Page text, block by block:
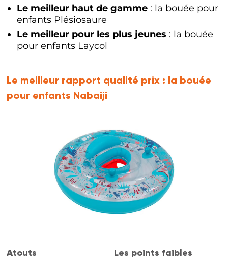
Le meilleur haut de gamme : la bouée pour
enfants Plésiosaure
Le meilleur pour les plus jeunes : la bouée
pour enfants Laycol
Le meilleur rapport qualité prix : la bouée
pour enfants Nabaiji
Atouts Les points faibles